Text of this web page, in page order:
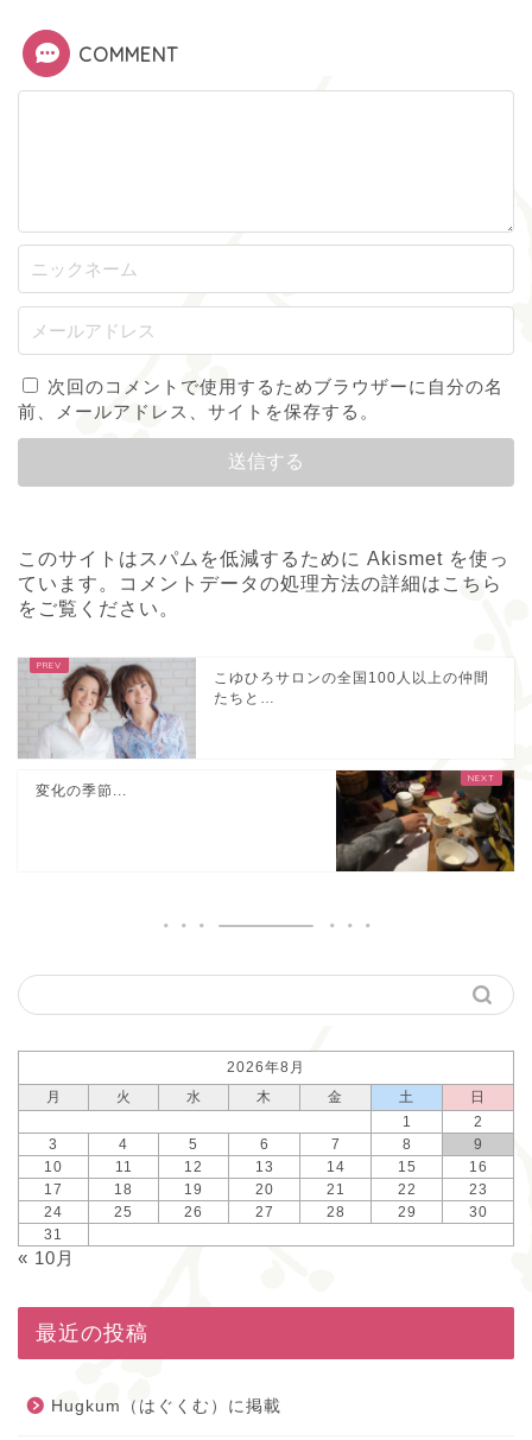
COMMENT
次回のコメントで使用するためブラウザーに自分の名
前、メールアドレス、サイトを保存する。
このサイトはスパムを低減するために Akismet を使っ
ています。
コメントデータの処理方法の詳細はこちら
をご覧ください 。
こゆひろサロンの全国100人以上の仲間
たちと…
変化の季節...
2026年8月
月
火 水 木 金 土
日
1
2
3
4 5 6 7 8
9
10
11 12 13 14 15
16
17
18 19 20 21 22
23
24
25 26 27 28 29
30
31
« 10月
最近の投稿
Hugkum（はぐくむ）に掲載